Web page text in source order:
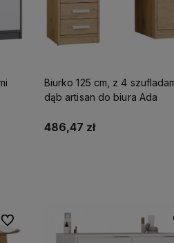
Biurko 125 cm, z 4
dąb artisan do biura Ada
486,47 zł
Do ulubionych